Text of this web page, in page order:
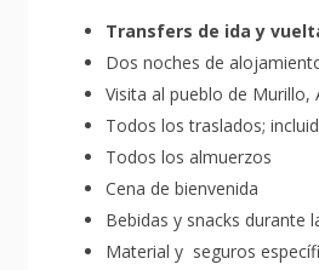
Transfers de ida y
Dos noches de
Visita al pueblo de
Todos los traslados;
Todos los almuerzos
Cena de bienvenida
Bebidas y snacks durante
Material y seguros